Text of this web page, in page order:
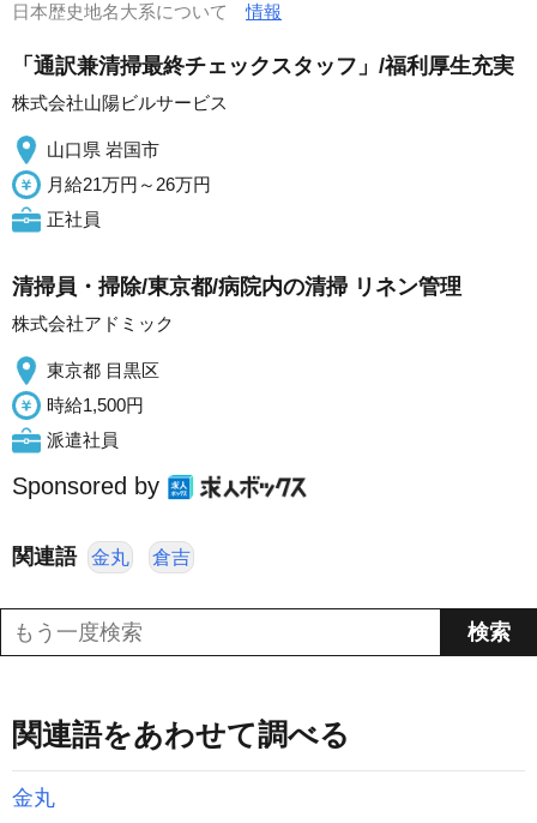
日本歴史地名大系について情報
「通訳兼清掃最終チェックスタッフ」/福利厚生充実
株式会社山陽ビルサービス
山口県 岩国市
月給21万円～26万円
正社員
清掃員・掃除/東京都/病院内の清掃 リネン管理
株式会社アドミック
東京都 目黒区
時給1,500円
派遣社員
Sponsored by
関連語 金丸 倉吉
関連語をあわせて調べる
金丸